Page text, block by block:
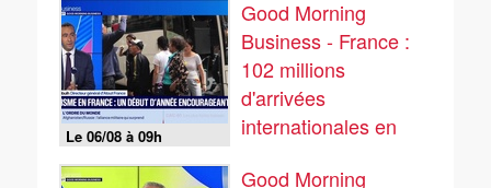
Le 06/08 à 09h
Good Morning
Business - France :
102 millions
d'arrivées
internationales en
Good Morning